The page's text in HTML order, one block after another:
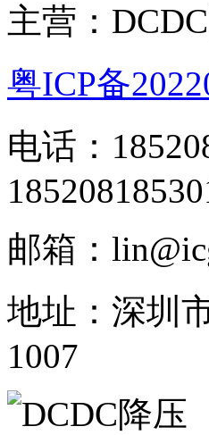
主营：
粤ICP备
电话：
18520818530
邮箱：
地址：深圳
1007